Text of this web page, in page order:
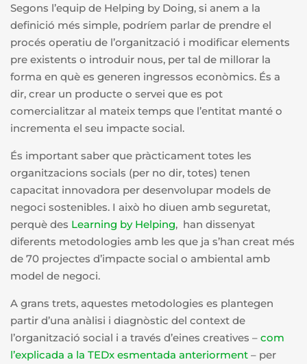
Segons l’equip de Helping by Doing, si anem a la
definició més simple, podríem parlar de prendre el
procés operatiu de l’organització i modificar elements
pre existents o introduir nous, per tal de millorar la
forma en què es generen ingressos econòmics. És a
dir, crear un producte o servei que es pot
comercialitzar al mateix temps que l’entitat manté o
incrementa el seu impacte social.
És important saber que pràcticament totes les
organitzacions socials (per no dir, totes) tenen
capacitat innovadora per desenvolupar models de
negoci sostenibles. I això ho diuen amb seguretat,
perquè des Learning by Helping, han dissenyat
diferents metodologies amb les que ja s’han creat més
de 70 projectes d’impacte social o ambiental amb
model de negoci.
A grans trets, aquestes metodologies es plantegen
partir d’una anàlisi i diagnòstic del context de
l’organització social i a través d’eines creatives – com
l’explicada a la TEDx esmentada anteriorment – per